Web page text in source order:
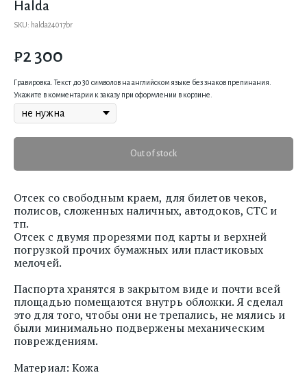
Halda
SKU: halda24017br
₽2 300
Гравировка. Текст до 30 символов на английском языке без знаков препинания.
Укажите в комментарии к заказу при оформлении в корзине.
Out of stock
Отсек со свободным краем, для билетов чеков,
полисов, сложенных наличных, автодоков, СТС и
тп.
Отсек с двумя прорезями под карты и верхней
погрузкой прочих бумажных или пластиковых
мелочей.
Паспорта хранятся в закрытом виде и почти всей
площадью помещаются внутрь обложки. Я сделал
это для того, чтобы они не трепались, не мялись и
были минимально подвержены механическим
повреждениям.
Материал: Кожа